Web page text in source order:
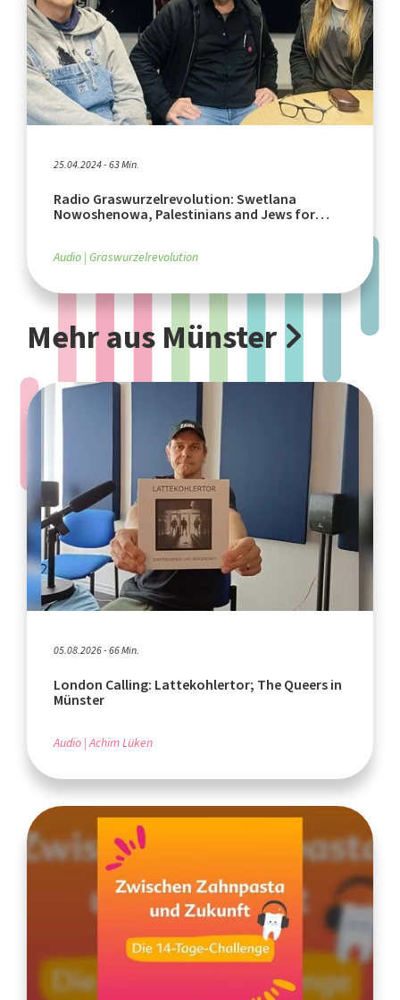
25.04.2024 - 63 Min.
Radio Graswurzelrevolution: Swetlana
Nowoshenowa, Palestinians and Jews for
Audio Graswurzelrevolution
Mehr aus Münster
05.08.2026 - 66 Min.
London Calling: Lattekohlertor; The Queers in
Münster
Audio Achim Lüken